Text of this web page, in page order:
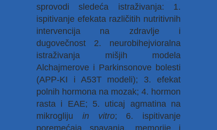
sprovodi sledeća istraživanja: 1.
ispitivanje efekata različitih nutritivnih
intervencija na zdravlje i
dugovečnost 2. neurobihejvioralna
istraživanja mišjih modela
Alchajmerove i Parkinsonove bolesti
(APP-KI i A53T modeli); 3. efekat
polnih hormona na mozak; 4. hormon
rasta i EAE; 5. uticaj agmatina na
mikrogliju in vitro; 6. ispitivanje
poremećaja spavanja, memorije i